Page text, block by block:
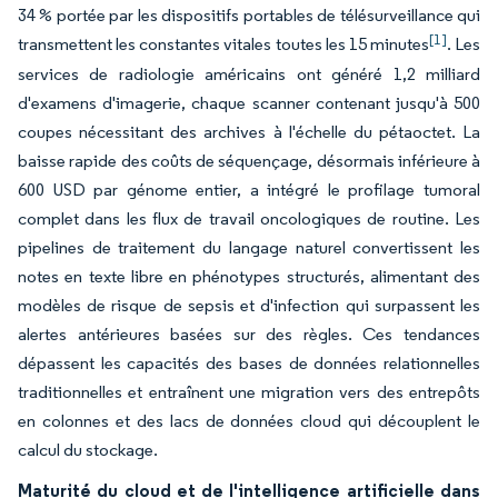
34 % portée par les dispositifs portables de télésurveillance qui
transmettent les constantes vitales toutes les 15 minutes[1]. Les
services de radiologie américains ont généré 1,2 milliard
d'examens d'imagerie, chaque scanner contenant jusqu'à 500
coupes nécessitant des archives à l'échelle du pétaoctet. La
baisse rapide des coûts de séquençage, désormais inférieure à
600 USD par génome entier, a intégré le profilage tumoral
complet dans les flux de travail oncologiques de routine. Les
pipelines de traitement du langage naturel convertissent les
notes en texte libre en phénotypes structurés, alimentant des
modèles de risque de sepsis et d'infection qui surpassent les
alertes antérieures basées sur des règles. Ces tendances
dépassent les capacités des bases de données relationnelles
traditionnelles et entraînent une migration vers des entrepôts
en colonnes et des lacs de données cloud qui découplent le
calcul du stockage.
Maturité du cloud et de l'intelligence artificielle dans